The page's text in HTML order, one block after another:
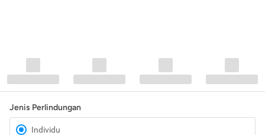
Jenis Perlindungan
Individu